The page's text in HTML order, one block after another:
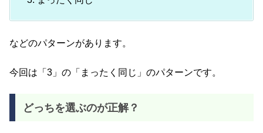
などのパターンがあります。
今回は「3」の「まったく同じ」のパターンです。
どっちを選ぶのが正解？